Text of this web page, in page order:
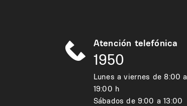
Atención telefónica
1950
Lunes a viernes de 8:00 a
19:00 h
Sábados de 9:00 a 13:00